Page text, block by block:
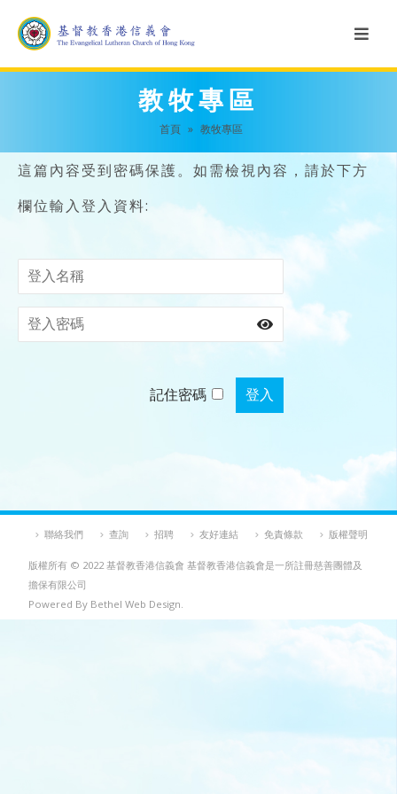
教牧專區
首頁 » 教牧專區
這篇內容受到密碼保護。如需檢視內容，請於下方
欄位輸入登入資料:
記住密碼
聯絡我們 查詢 招聘 友好連結 免責條款 版權聲明
版權所有 © 2022 基督教香港信義會 基督教香港信義會是一所註冊慈善團體及
擔保有限公司
Powered By Bethel Web Design.